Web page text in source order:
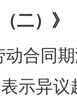
二）》
同期
示异